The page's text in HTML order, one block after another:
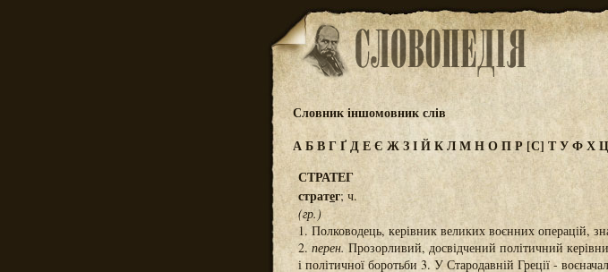
Словник іншомовник слів
АБВГҐДЕЄ ЖЗІЙКЛМНОПР[С] ТУФХЦ
СТРАТЕГ
стратег; ч.
(гр.)
1. Полководець, керівник великих воєнних операцій,
2. перен. Прозорливий, досвідчений політичний
і політичної боротьби 3. У Стародавній Греції -